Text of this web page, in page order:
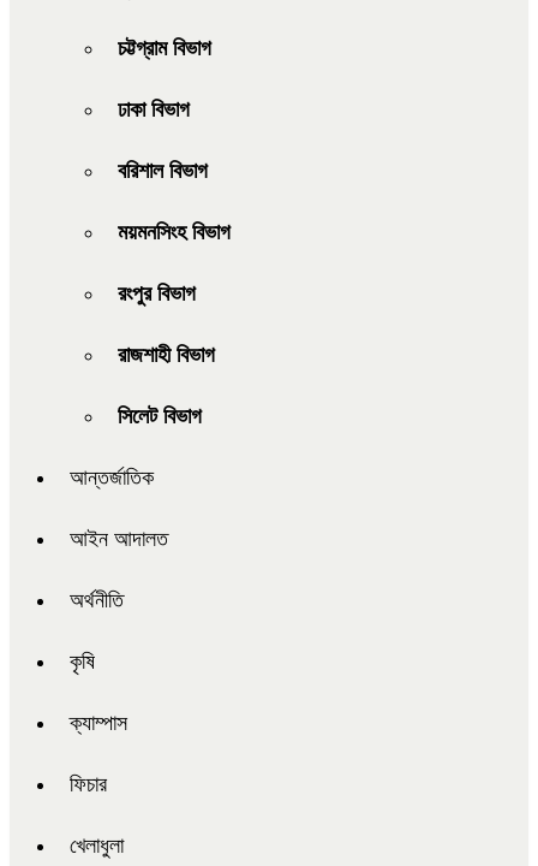
চট্টগ্রাম বিভাগ
ঢাকা বিভাগ
বরিশাল বিভাগ
ময়মনসিংহ বিভাগ
রংপুর বিভাগ
রাজশাহী বিভাগ
সিলেট বিভাগ
আন্তর্জাতিক
আইন আদালত
অর্থনীতি
কৃষি
ক্যাম্পাস
ফিচার
খেলাধুলা